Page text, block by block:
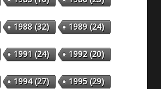
1988(32) 1989(24)
1991 (24) 1992(20)
1994(27) 1995(29)